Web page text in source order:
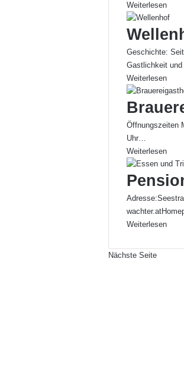
Weiterlesen
Geschichte:
Gastlichkeit
Weiterlesen
Öffnungszeiten
Uhr…
Weiterlesen
Weiterlesen
Nächste Seite